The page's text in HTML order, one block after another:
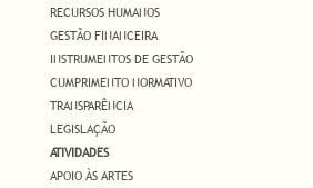
RECURSOS HUMANOS
GESTÃO FINANCEIRA
INSTRUMENTOS DE GESTÃO
CUMPRIMENTO NORMATIVO
TRANSPARÊNCIA
LEGISLAÇÃO
ATIVIDADES
APOIO ÀS ARTES